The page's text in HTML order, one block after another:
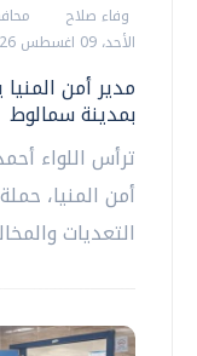
وفاء صلاح
الأحد، 09 اغسطس 2026 08:50 م
مدير أمن
بمدينة سمالوط
ترأس اللواء
أمن المنيا،
التعديات